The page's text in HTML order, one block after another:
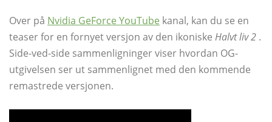
Over på Nvidia GeForce YouTube kanal, kan du se en
teaser for en fornyet versjon av den ikoniske Halvt liv 2 .
Side-ved-side sammenligninger viser hvordan OG-
utgivelsen ser ut sammenlignet med den kommende
remastrede versjonen.